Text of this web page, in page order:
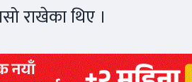
राखेका थिए ।